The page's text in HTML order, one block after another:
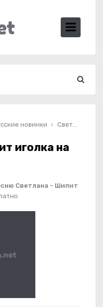
новинки Светлана - Шипит иголка на виниле
иголка на
Светлана - Шипит